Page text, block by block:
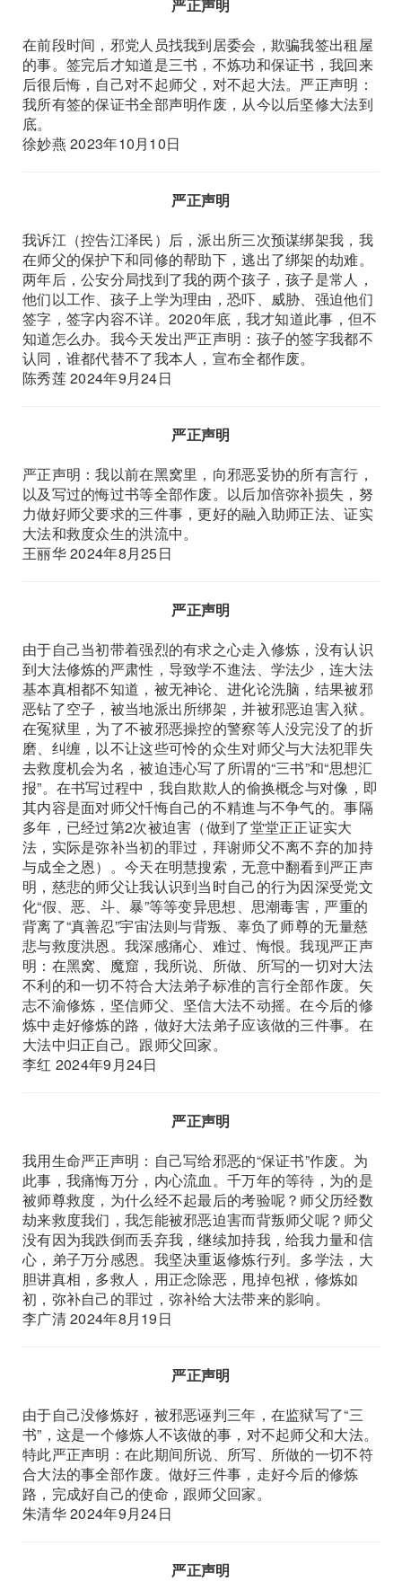
严正声明
在前段时间，邪党人员找我到居委会，欺骗我签出租屋
的事。签完后才知道是三书，不炼功和保证书，我回来
后很后悔，自己对不起师父，对不起大法。严正声明：
我所有签的保证书全部声明作废，从今以后坚修大法到
底。
徐妙燕 2023年10月10日
严正声明
我诉江（控告江泽民）后，派出所三次预谋绑架我，我
在师父的保护下和同修的帮助下，逃出了绑架的劫难。
两年后，公安分局找到了我的两个孩子，孩子是常人，
他们以工作、孩子上学为理由，恐吓、威胁、强迫他们
签字，签字内容不详。2020年底，我才知道此事，但不
知道怎么办。我今天发出严正声明：孩子的签字我都不
认同，谁都代替不了我本人，宣布全都作废。
陈秀莲 2024年9月24日
严正声明
严正声明：我以前在黑窝里，向邪恶妥协的所有言行，
以及写过的悔过书等全部作废。以后加倍弥补损失，努
力做好师父要求的三件事，更好的融入助师正法、证实
大法和救度众生的洪流中。
王丽华 2024年8月25日
严正声明
由于自己当初带着强烈的有求之心走入修炼，没有认识
到大法修炼的严肃性，导致学不進法、学法少，连大法
基本真相都不知道，被无神论、进化论洗脑，结果被邪
恶钻了空子，被当地派出所绑架，并被邪恶迫害入狱。
在冤狱里，为了不被邪恶操控的警察等人没完没了的折
磨、纠缠，以不让这些可怜的众生对师父与大法犯罪失
去救度机会为名，被迫违心写了所谓的“三书”和“思想汇
报”。在书写过程中，我自欺欺人的偷换概念与对像，即
其内容是面对师父忏悔自己的不精進与不争气的。事隔
多年，已经过第2次被迫害（做到了堂堂正正证实大
法，实际是弥补当初的罪过，拜谢师父不离不弃的加持
与成全之恩）。今天在明慧搜索，无意中翻看到严正声
明，慈悲的师父让我认识到当时自己的行为因深受党文
化“假、恶、斗、暴”等等变异思想、思潮毒害，严重的
背离了“真善忍”宇宙法则与背叛、辜负了师尊的无量慈
悲与救度洪恩。我深感痛心、难过、悔恨。我现严正声
明：在黑窝、魔窟，我所说、所做、所写的一切对大法
不利的和一切不符合大法弟子标准的言行全部作废。矢
志不渝修炼，坚信师父、坚信大法不动摇。在今后的修
炼中走好修炼的路，做好大法弟子应该做的三件事。在
大法中归正自己。跟师父回家。
李红 2024年9月24日
严正声明
我用生命严正声明：自己写给邪恶的“保证书”作废。为
此事，我痛悔万分，内心流血。千万年的等待，为的是
被师尊救度，为什么经不起最后的考验呢？师父历经数
劫来救度我们，我怎能被邪恶迫害而背叛师父呢？师父
没有因为我跌倒而丢弃我，继续加持我，给我力量和信
心，弟子万分感恩。我坚决重返修炼行列。多学法，大
胆讲真相，多救人，用正念除恶，甩掉包袱，修炼如
初，弥补自己的罪过，弥补给大法带来的影响。
李广清 2024年8月19日
严正声明
由于自己没修炼好，被邪恶诬判三年，在监狱写了“三
书”，这是一个修炼人不该做的事，对不起师父和大法。
特此严正声明：在此期间所说、所写、所做的一切不符
合大法的事全部作废。做好三件事，走好今后的修炼
路，完成好自己的使命，跟师父回家。
朱清华 2024年9月24日
严正声明